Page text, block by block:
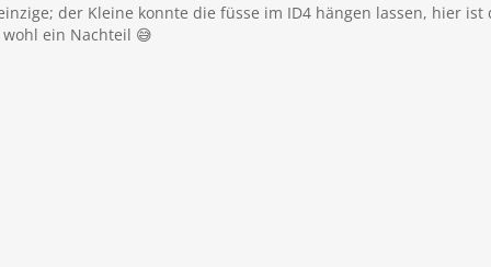
der Kleine konnte die füsse im ID4 hängen lassen, hier
ein Nachteil 😅